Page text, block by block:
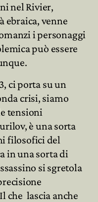
nel Rivier,
ebraica, venne
i personaggi
può essere
ci porta su un
crisi, siamo
tensioni
è una sorta
filosofici del
in una sorta di
si sgretola
che lascia anche